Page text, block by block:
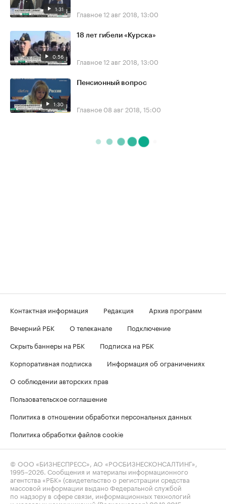
1:31 Главное12 авг 2018, 13:00
0:56
18 лет гибели «Курска»
Главное12 авг 2018, 13:00
1:30
Пенсионный вопрос
Главное 08 авг 2018, 15:00
Контактная информация Редакция
Архив программ
Вечерний РБК
О телеканале
Подключение
Скрыть баннеры на РБК
Подписка на РБК
Корпоративная подписка
Информация об ограничениях
О соблюдении авторских прав
Пользовательское соглашение
Политика в отношении обработки персональных данных
Политика обработки файлов cookie
© ООО «БИЗНЕСПРЕСС», АО «РОСБИЗНЕСКОНСАЛТИНГ»,
1995–2026 . Сообщения и материалы информационного
агентства «РБК» (свидетельство о регистрации средства
массовой информации выдано Федеральной службой
по надзору в сфере связи, информационных технологий